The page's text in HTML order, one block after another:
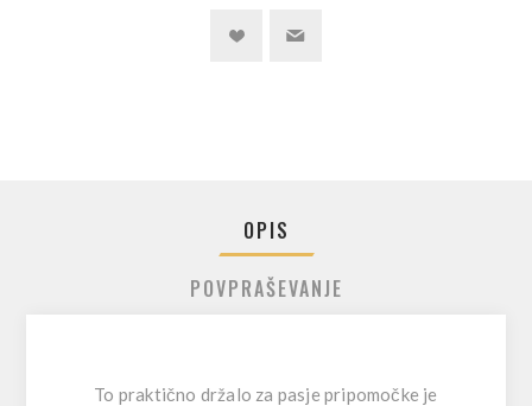
OPIS
POVPRAŠEVANJE
To praktično držalo za pasje pripomočke je